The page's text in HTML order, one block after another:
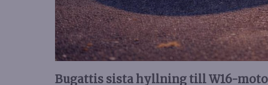
Bugattis sista hyllning till W16-